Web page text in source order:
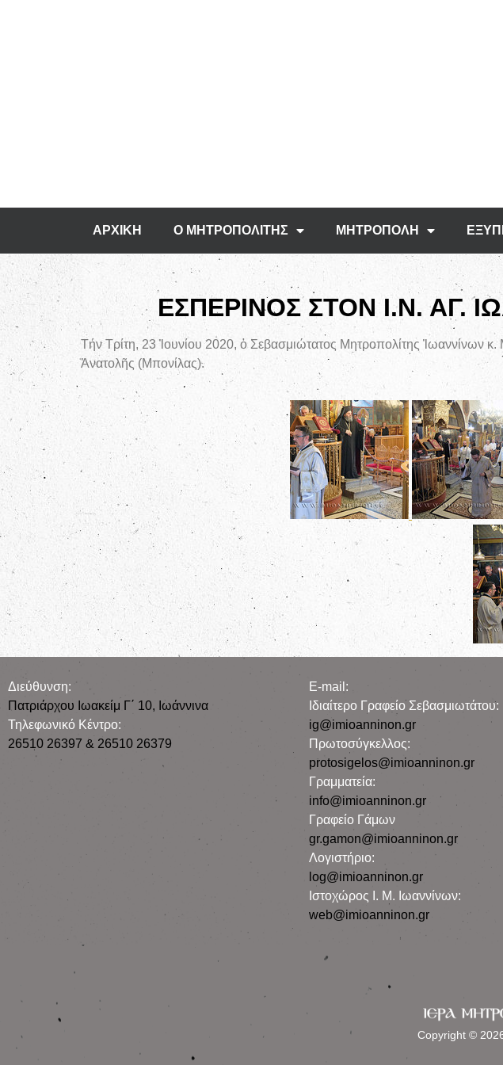
ΑΡΧΙΚΗ Ο ΜΗΤΡΟΠΟΛΙΤΗΣ ΜΗΤΡΟΠΟΛΗ
ΕΣΠΕΡΙΝΟΣ ΣΤΟΝ Ι.Ν. ΑΓ.
Τήν Τρίτη, 23 Ἰουνίου 2020, ὁ Σεβασμιώτατος Μητροπολίτης Ἰωαννίνων
Ἀνατολῆς (Μπονίλας).
Διεύθυνση:
Πατριάρχου Ιωακείμ Γ΄ 10, Iωάννινα
Τηλεφωνικό Κέντρο:
26510 26397 & 26510 26379
E-mail:
Iδιαίτερο Γραφείο Σεβασμιωτάτου:
ig@imioanninon.gr
Πρωτοσύγκελλος:
protosigelos@imioanninon.gr
Γραμματεία:
info@imioanninon.gr
Γραφείο Γάμων
gr.gamon@imioanninon.gr
Λογιστήριο:
log@imioanninon.gr
Ιστοχώρος Ι. Μ. Ιωαννίνων:
web@imioanninon.gr
Copyright ©